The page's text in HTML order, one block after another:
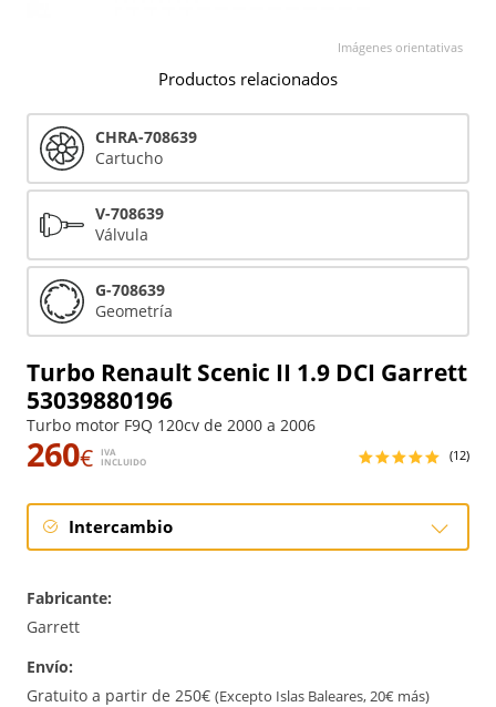
Turbo Renault Scenic II 1.9 DCI Garrett
53039880196
Turbo motor F9Q 120cv de 2000 a 2006
260€
IVA
INCLUIDO
(12)
Intercambio
Reconstrucción
Fabricante:
Garrett
Envío:
Gratuito a partir de 250€ (Excepto Islas Baleares, 20€ más)
Imágenes orientativas
Productos relacionados
CHRA-708639
Cartucho
V-708639
Válvula
G-708639
Geometría